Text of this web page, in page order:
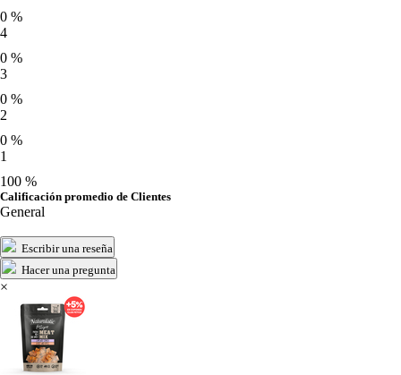
0 %
4
0 %
3
0 %
2
0 %
1
100 %
Calificación promedio de Clientes
General
Escribir una reseña
Hacer una pregunta
×